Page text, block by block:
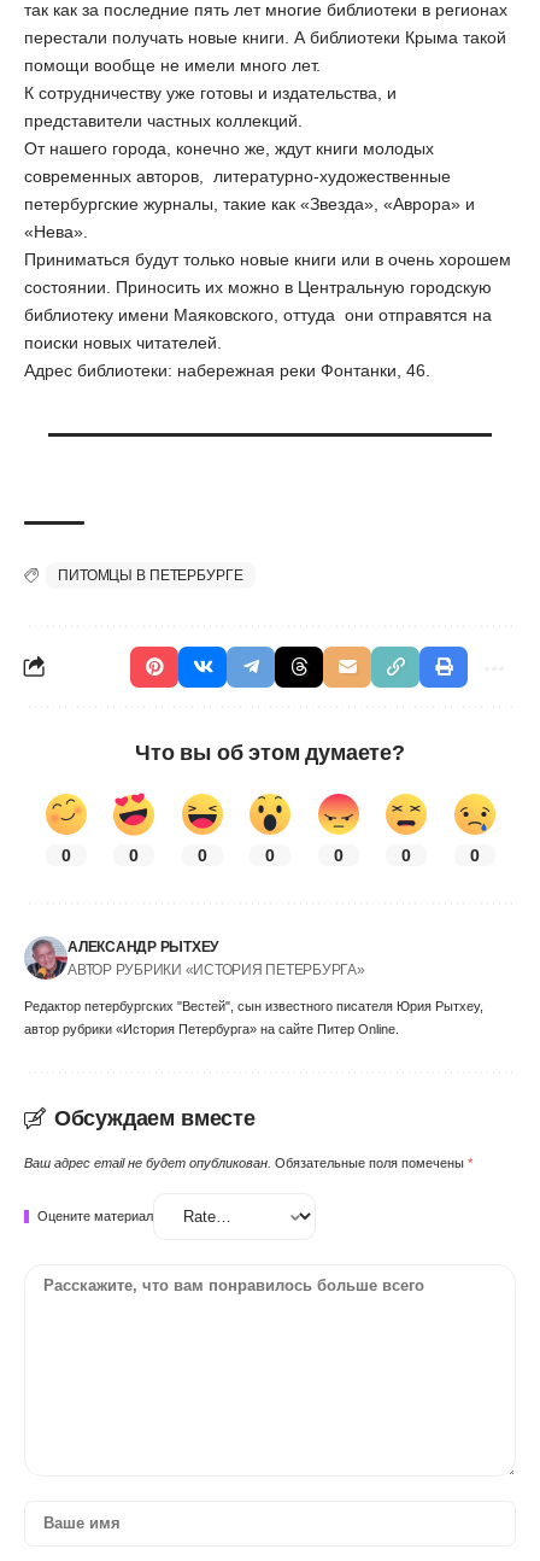
так как за последние пять лет многие библиотеки в регионах
перестали получать новые книги. А библиотеки Крыма такой
помощи вообще не имели много лет.
К сотрудничеству уже готовы и издательства, и
представители частных коллекций.
От нашего города, конечно же, ждут книги молодых
современных авторов, литературно-художественные
петербургские журналы, такие как «Звезда», «Аврора» и
«Нева».
Приниматься будут только новые книги или в очень хорошем
состоянии. Приносить их можно в Центральную городскую
библиотеку имени Маяковского, оттуда они отправятся на
поиски новых читателей.
Адрес библиотеки: набережная реки Фонтанки, 46.
ПИТОМЦЫ В ПЕТЕРБУРГЕ
Что вы об этом думаете?
0 0 0 0 0 0 0
АЛЕКСАНДР РЫТХЕУ
АВТОР РУБРИКИ «ИСТОРИЯ ПЕТЕРБУРГА»
Редактор петербургских "Вестей", сын известного писателя Юрия Рытхеу,
автор рубрики «История Петербурга» на сайте Питер Online.
Обсуждаем вместе
Ваш адрес email не будет опубликован. Обязательные поля помечены *
Оцените материал